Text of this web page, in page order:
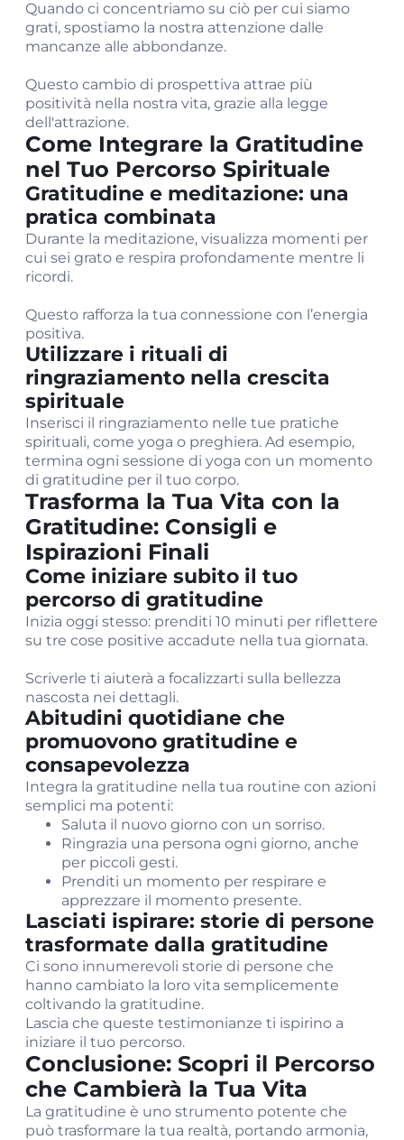
Quando ci concentriamo su ciò per cui siamo
grati, spostiamo la nostra attenzione dalle
mancanze alle abbondanze.
Questo cambio di prospettiva attrae più
positività nella nostra vita, grazie alla legge
dell'attrazione.
Come Integrare la Gratitudine
nel Tuo Percorso Spirituale
Gratitudine e meditazione: una
pratica combinata
Durante la meditazione, visualizza momenti per
cui sei grato e respira profondamente mentre li
ricordi.
Questo rafforza la tua connessione con l’energia
positiva.
Utilizzare i rituali di
ringraziamento nella crescita
spirituale
Inserisci il ringraziamento nelle tue pratiche
spirituali, come yoga o preghiera. Ad esempio,
termina ogni sessione di yoga con un momento
di gratitudine per il tuo corpo.
Trasforma la Tua Vita con la
Gratitudine: Consigli e
Ispirazioni Finali
Come iniziare subito il tuo
percorso di gratitudine
Inizia oggi stesso: prenditi 10 minuti per riflettere
su tre cose positive accadute nella tua giornata.
Scriverle ti aiuterà a focalizzarti sulla bellezza
nascosta nei dettagli.
Abitudini quotidiane che
promuovono gratitudine e
consapevolezza
Integra la gratitudine nella tua routine con azioni
semplici ma potenti:
Saluta il nuovo giorno con un sorriso.
Ringrazia una persona ogni giorno, anche
per piccoli gesti.
Prenditi un momento per respirare e
apprezzare il momento presente.
Lasciati ispirare: storie di persone
trasformate dalla gratitudine
Ci sono innumerevoli storie di persone che
hanno cambiato la loro vita semplicemente
coltivando la gratitudine.
Lascia che queste testimonianze ti ispirino a
iniziare il tuo percorso.
Conclusione: Scopri il Percorso
che Cambierà la Tua Vita
La gratitudine è uno strumento potente che
può trasformare la tua realtà, portando armonia,